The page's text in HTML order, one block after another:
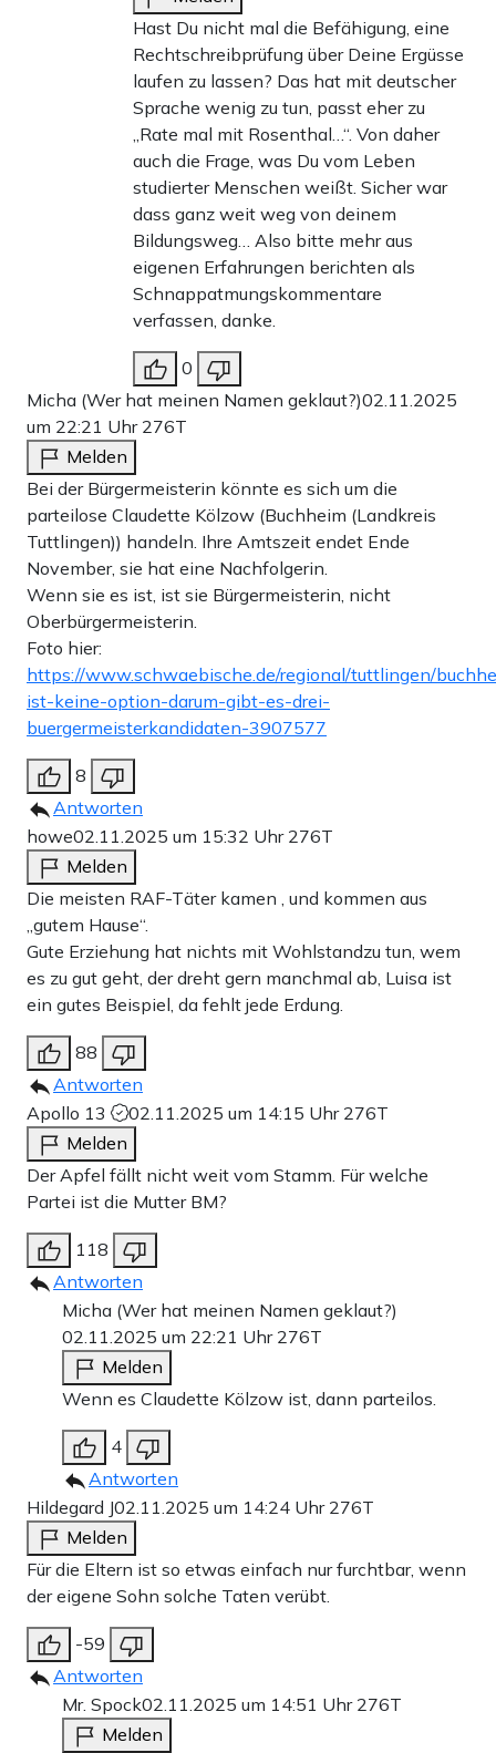
Hast Du nicht mal die Befähigung, eine
Rechtschreibprüfung über Deine Ergüsse
laufen zu lassen? Das hat mit deutscher
Sprache wenig zu tun, passt eher zu
„Rate mal mit Rosenthal…“. Von daher
auch die Frage, was Du vom Leben
studierter Menschen weißt. Sicher war
dass ganz weit weg von deinem
Bildungsweg… Also bitte mehr aus
eigenen Erfahrungen berichten als
Schnappatmungskommentare
verfassen, danke.
0
Micha (Wer hat meinen Namen geklaut?)02.11.2025
um 22:21 Uhr 276T
Melden
Bei der Bürgermeisterin könnte es sich um die
parteilose Claudette Kölzow (Buchheim (Landkreis
Tuttlingen)) handeln. Ihre Amtszeit endet Ende
November, sie hat eine Nachfolgerin.
Wenn sie es ist, ist sie Bürgermeisterin, nicht
Oberbürgermeisterin.
Foto hier:
https://www.schwaebische.de/regional/tuttlingen/
ist-keine-option-darum-gibt-es-drei-
buergermeisterkandidaten-3907577
8
Antworten
howe02.11.2025 um 15:32 Uhr 276T
Melden
Die meisten RAF-Täter kamen , und kommen aus
„gutem Hause“.
Gute Erziehung hat nichts mit Wohlstandzu tun, wem
es zu gut geht, der dreht gern manchmal ab, Luisa ist
ein gutes Beispiel, da fehlt jede Erdung.
88
Antworten
Apollo 13
02.11.2025 um 14:15 Uhr 276T
Melden
Der Apfel fällt nicht weit vom Stamm. Für welche
Partei ist die Mutter BM?
118
Antworten
Micha (Wer hat meinen Namen geklaut?)
02.11.2025 um 22:21 Uhr 276T
Melden
Wenn es Claudette Kölzow ist, dann parteilos.
4
Antworten
Hildegard J02.11.2025 um 14:24 Uhr 276T
Melden
Für die Eltern ist so etwas einfach nur furchtbar, wenn
der eigene Sohn solche Taten verübt.
-59
Antworten
Mr. Spock02.11.2025 um 14:51 Uhr 276T
Melden